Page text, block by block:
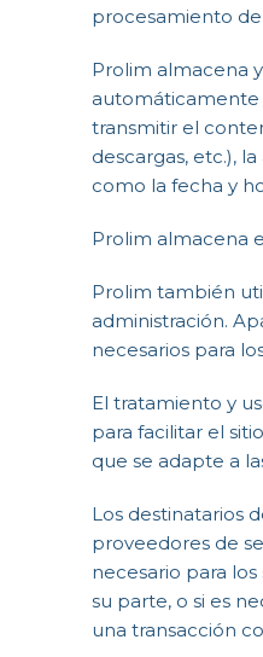
procesamiento
Prolim almacena
automáticamente
transmitir el
descargas, etc.),
como la fecha y
Prolim almacena
Prolim también
administración.
necesarios para
El tratamiento y
para facilitar el
que se adapte a
Los destinatarios
proveedores de
necesario para
su parte, o si es
una transacción